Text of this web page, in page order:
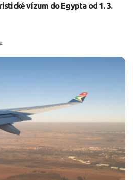
vízum do Egypta od 1. 3.